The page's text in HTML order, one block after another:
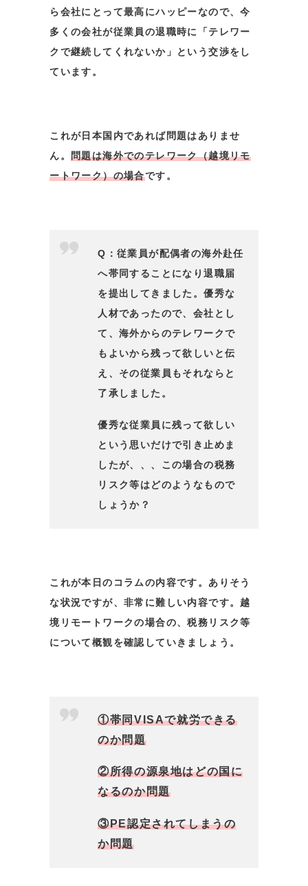
ら会社にとって最高にハッピーなので、今
多くの会社が従業員の退職時に「テレワー
クで継続してくれないか」という交渉をし
ています。
これが日本国内であれば問題はありませ
ん。問題は海外でのテレワーク（越境リモ
ートワーク）の場合です。
Q：従業員が配偶者の海外赴任
へ帯同することになり退職届
を提出してきました。優秀な
人材であったので、会社とし
て、海外からのテレワークで
もよいから残って欲しいと伝
え、その従業員もそれならと
了承しました。
優秀な従業員に残って欲しい
という思いだけで引き止めま
したが、、、この場合の税務
リスク等はどのようなもので
しょうか？
これが本日のコラムの内容です。ありそう
な状況ですが、非常に難しい内容です。越
境リモートワークの場合の、税務リスク等
について概観を確認していきましょう。
①帯同VISAで就労できる
のか問題
②所得の源泉地はどの国に
なるのか問題
③PE認定されてしまうの
か問題